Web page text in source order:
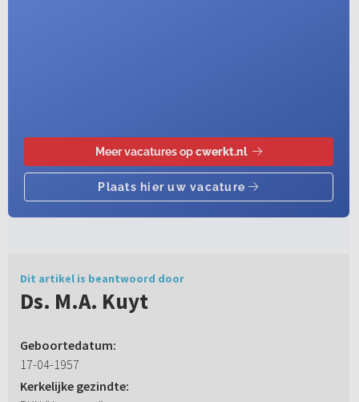
Dit artikel is beantwoord door
Ds. M.A. Kuyt
Geboortedatum:
17-04-1957
Kerkelijke gezindte: